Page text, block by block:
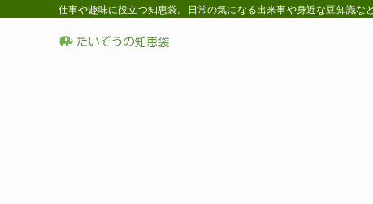
仕事や趣味に役立つ知恵袋。日常の気になる出来事や身近な豆知識な